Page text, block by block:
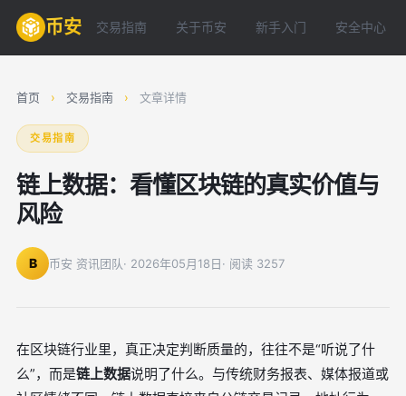
币安 交易指南 关于币安 新手入门 安全中心
首页 › 交易指南 › 文章详情
交易指南
链上数据：看懂区块链的真实价值与
风险
B 币安 资讯团队· 2026年05月18日· 阅读 3257
在区块链行业里，真正决定判断质量的，往往不是“听说了什
么”，而是链上数据说明了什么。与传统财务报表、媒体报道或